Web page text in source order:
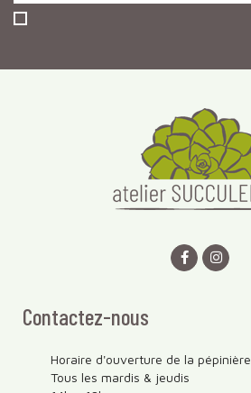
Contactez-nous
Horaire d'ouverture de la pépinière
Tous les mardis & jeudis